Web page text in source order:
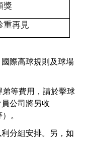
獎
重再見
際高球規則及球場
弟等費用，請於擊球
公司將另收
。
分組安排。另，如